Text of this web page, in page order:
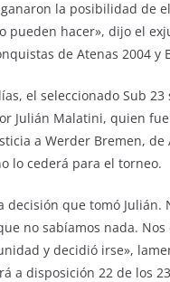
ganaron la posibilidad de
pueden hacer», dijo el
de Atenas 2004 y
el seleccionado Sub 23
Julián Malatini, quien
a Werder Bremen, de
lo cederá para el torneo.
decisión que tomó Julián.
no sabíamos nada.
y decidió irse»,
a disposición 22 de los